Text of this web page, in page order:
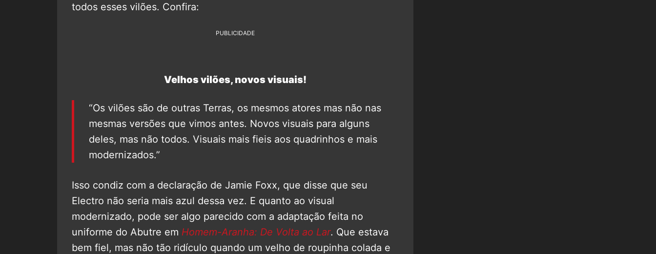
todos esses vilões. Confira:
PUBLICIDADE
Velhos vilões, novos visuais!
“Os vilões são de outras Terras, os mesmos atores mas não nas
mesmas versões que vimos antes. Novos visuais para alguns
deles, mas não todos. Visuais mais fieis aos quadrinhos e mais
modernizados.”
Isso condiz com a declaração de Jamie Foxx, que disse que seu
Electro não seria mais azul dessa vez. E quanto ao visual
modernizado, pode ser algo parecido com a adaptação feita no
uniforme do Abutre em Homem-Aranha: De Volta ao Lar. Que estava
bem fiel, mas não tão ridículo quando um velho de roupinha colada e